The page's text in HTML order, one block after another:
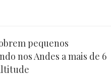
pequenos
nos Andes a mais de 6